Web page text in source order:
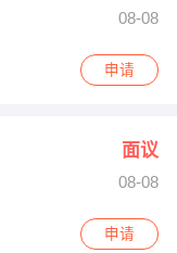
08-08
申请
面议
08-08
面
申请